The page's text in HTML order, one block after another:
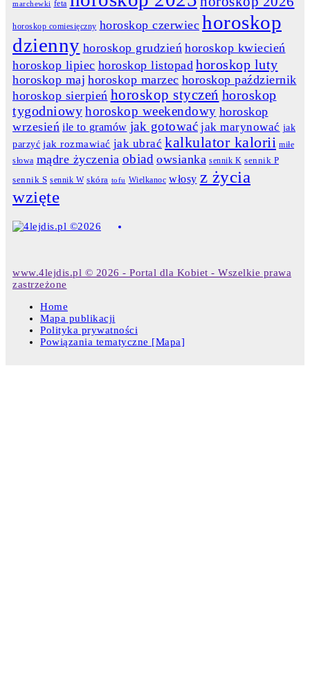
marchewki feta
horoskop comiesięczny horoskop czerwiec horoskop
dzienny horoskop grudzień horoskop kwiecień
horoskop lipiec horoskop listopad horoskop luty
horoskop maj horoskop marzec horoskop październik
horoskop sierpień horoskop styczeń horoskop
tygodniowyhoroskop weekendowy horoskop
wrzesień ile to gramów jak gotować jak marynować jak
parzyć jak rozmawiać jak ubrać kalkulator kalorii miłe
słowa mądre życzenia obiad owsianka sennik K sennik P
sennik S sennik W skóra tofu Wielkanoc włosy z życia
wzięte
www.4lejdis.pl © 2026 - Portal dla Kobiet - Wszelkie prawa
zastrzeżone
Home
Mapa publikacji
Polityka prywatności
Powiązania tematyczne [Mapa]